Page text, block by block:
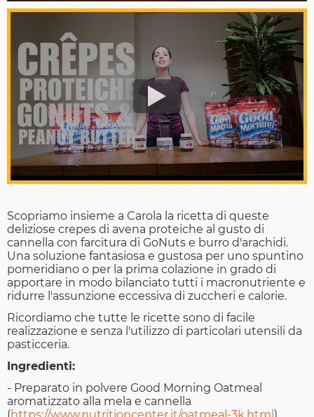
Scopriamo insieme a Carola la ricetta di queste
deliziose crepes di avena proteiche al gusto di
cannella con farcitura di GoNuts e burro d'arachidi.
Una soluzione fantasiosa e gustosa per uno spuntino
pomeridiano o per la prima colazione in grado di
apportare in modo bilanciato tutti i macronutriente e
ridurre l'assunzione eccessiva di zuccheri e calorie.
Ricordiamo che tutte le ricette sono di facile
realizzazione e senza l'utilizzo di particolari utensili da
pasticceria.
Ingredienti:
- Preparato in polvere Good Morning Oatmeal
aromatizzato alla mela e cannella